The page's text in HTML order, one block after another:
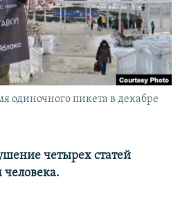
одиночного пикета в декабре
четырех статей